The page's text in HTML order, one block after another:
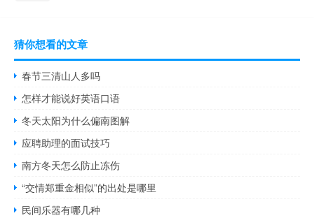
猜你想看的文章
春节三清山人多吗
怎样才能说好英语口语
冬天太阳为什么偏南图解
应聘助理的面试技巧
南方冬天怎么防止冻伤
“交情郑重金相似”的出处是哪里
民间乐器有哪几种